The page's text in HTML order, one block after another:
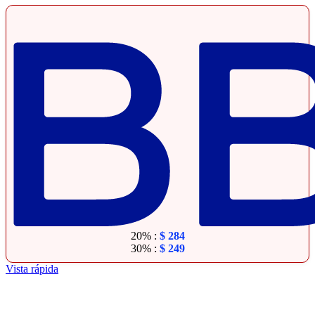
20% : $284
30% : $249
Vista rápida